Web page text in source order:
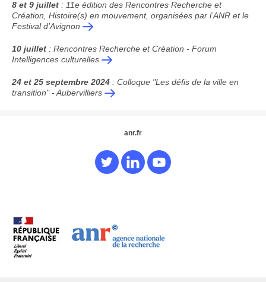
8 et 9 juillet : 11e édition des Rencontres Recherche et
Création, Histoire(s) en mouvement, organisées par l’ANR et le
Festival d’Avignon
10 juillet : Rencontres Recherche et Création - Forum
Intelligences culturelles
24 et 25 septembre 2024 : Colloque "Les défis de la ville en
transition" - Aubervilliers
anr.fr